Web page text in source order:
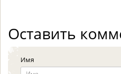
Оставить
Имя